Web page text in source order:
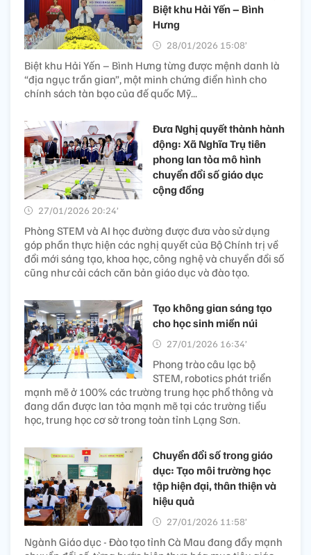
Biệt khu Hải Yến – Bình
Hưng
28/01/2026 15:08’
Biệt khu Hải Yến – Bình Hưng từng được mệnh danh là
“địa ngục trần gian”, một minh chứng điển hình cho
chính sách tàn bạo của đế quốc Mỹ...
Đưa Nghị quyết thành hành
động: Xã Nghĩa Trụ tiên
phong lan tỏa mô hình
chuyển đổi số giáo dục
cộng đồng
27/01/2026 20:24’
Phòng STEM và AI học đường được đưa vào sử dụng
góp phần thực hiện các nghị quyết của Bộ Chính trị về
đổi mới sáng tạo, khoa học, công nghệ và chuyển đổi số
cũng như cải cách căn bản giáo dục và đào tạo.
Tạo không gian sáng tạo
cho học sinh miền núi
27/01/2026 16:34’
Phong trào câu lạc bộ
STEM, robotics phát triển
mạnh mẽ ở 100% các trường trung học phổ thông và
đang dần được lan tỏa mạnh mẽ tại các trường tiểu
học, trung học cơ sở trong toàn tỉnh Lạng Sơn.
Chuyển đổi số trong giáo
dục: Tạo môi trường học
tập hiện đại, thân thiện và
hiệu quả
27/01/2026 11:58’
Ngành Giáo dục - Đào tạo tỉnh Cà Mau đang đẩy mạnh